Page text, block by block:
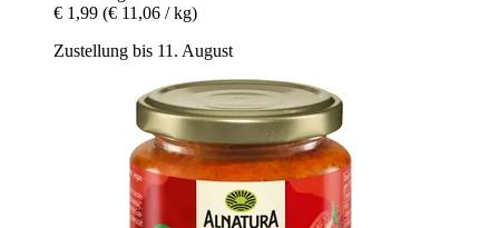
€ 1,99 (€ 11,06 / kg)
Zustellung bis 11. August